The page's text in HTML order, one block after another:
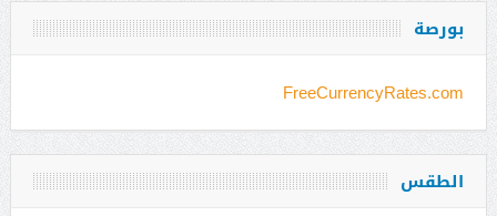
بورصة
FreeCurrencyRates.com
الطقس